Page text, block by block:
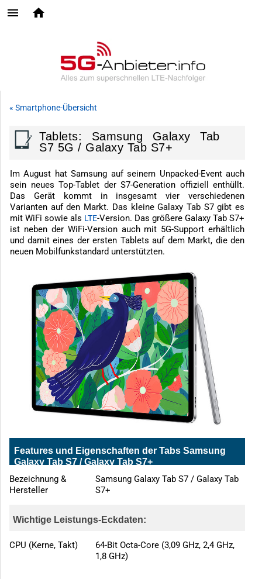
« Smartphone-Übersicht
Tablets: Samsung Galaxy Tab
S7 5G / Galaxy Tab S7+
Im August hat Samsung auf seinem Unpacked-Event auch
sein neues Top-Tablet der S7-Generation offiziell enthüllt.
Das Gerät kommt in insgesamt vier verschiedenen
Varianten auf den Markt. Das kleine Galaxy Tab S7 gibt es
mit WiFi sowie als LTE-Version. Das größere Galaxy Tab S7+
ist neben der WiFi-Version auch mit 5G-Support erhältlich
und damit eines der ersten Tablets auf dem Markt, die den
neuen Mobilfunkstandard unterstützten.
Features und Eigenschaften der Tabs Samsung
Galaxy Tab S7 / Galaxy Tab S7+
Bezeichnung &
Hersteller
Samsung Galaxy Tab S7 / Galaxy Tab
S7+
Wichtige Leistungs-Eckdaten:
CPU (Kerne, Takt)
64-Bit Octa-Core (3,09 GHz, 2,4 GHz,
1,8 GHz)